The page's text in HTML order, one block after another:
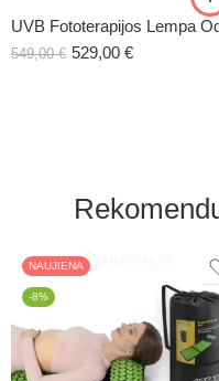
549,00€ 529,00 €
NAUJIENA
-8%